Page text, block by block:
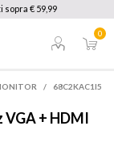
€ 59,99
0
/ 68C2KAC1I5
VGA + HDMI